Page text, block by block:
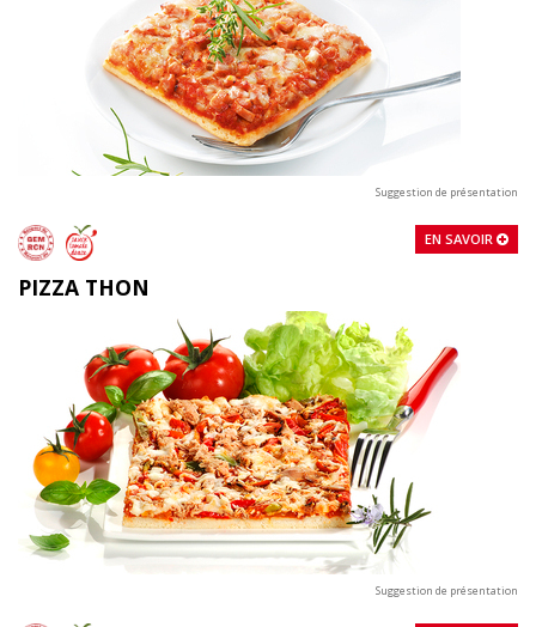
Suggestion de présentation
EN SAVOIR
PIZZA THON
Suggestion de présentation